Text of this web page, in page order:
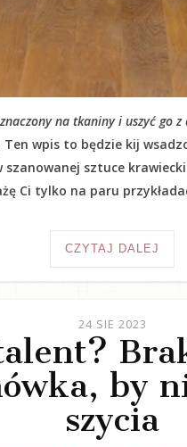
na tkaniny i uszyć go z
wpis to będzie kij
sztuce
Ci tylko na paru
CZYTAJ DALEJ
24 SIE 2023
by
szycia